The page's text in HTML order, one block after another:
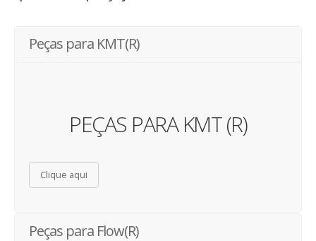
Peças para KMT(R)
PEÇAS PARA KMT (R)
Clique aqui
Peças para Flow(R)